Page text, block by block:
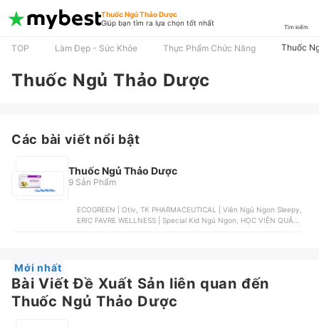
Thuốc Ngủ Thảo Dược
Giúp bạn tìm ra lựa chọn tốt nhất
Tìm kiếm
TOP Làm Đẹp - Sức Khỏe Thực Phẩm Chức Năng Thuốc
Thuốc Ngủ Thảo Dược
Các bài viết nổi bật
Thuốc Ngủ Thảo Dược
9 Sản Phẩm
ECOGREEN | Otiv, TK PHARMACEUTICAL | Viên Ngủ Ngon Sleepy,
ERIC FAVRE WELLNESS | Special Kid Ngủ Ngon, HỌC VIỆN QUÂN
Mới nhất
Bài Viết Đề Xuất Sản liên quan đến
Thuốc Ngủ Thảo Dược